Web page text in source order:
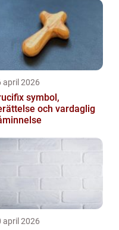
april 2026
symbol,
och vardaglig
april 2026